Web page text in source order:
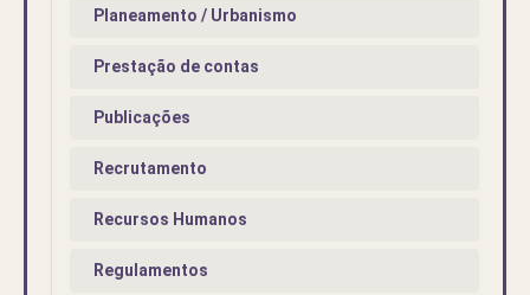
Planeamento / Urbanismo
Prestação de contas
Publicações
Recrutamento
Recursos Humanos
Regulamentos